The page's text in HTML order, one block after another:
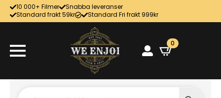
10 000+ Filmer
Snabba leveranser
Standard frakt 59kr
Standard Fri frakt 999kr
0